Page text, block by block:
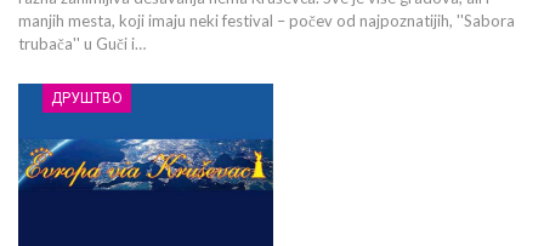
manjih mesta, koji imaju neki festival – počev od najpoznatijih, ''Sabora
trubača'' u Guči i…
ДРУШТВО